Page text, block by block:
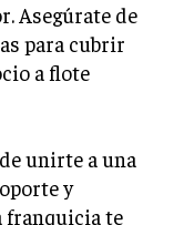
Asegúrate de
para cubrir
a flote
unirte a una
y
franquicia te